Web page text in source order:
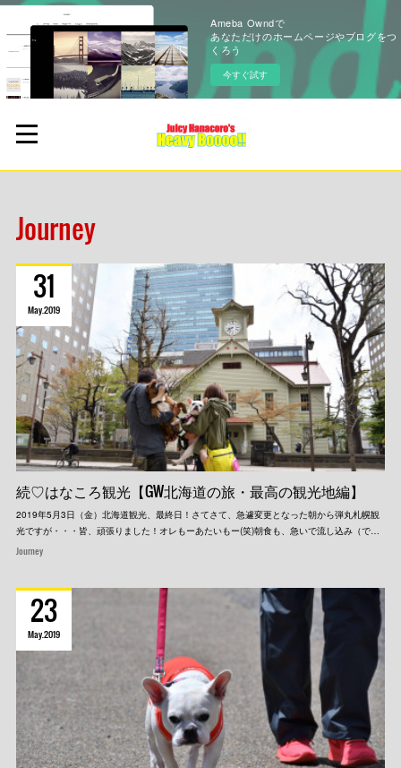
Ameba Owndで
あなただけのホームページやブログをつ
くろう
今すぐ試す
Journey
続♡はなころ観光【GW北海道の旅・最高の観光地編】
2019年5月3日（金）北海道観光、最終日！さてさて、急遽変更となった朝から弾丸札幌観
光ですが・・・皆、頑張りました！オレもーあたいもー(笑)朝食も、急いで流し込み（で…
31
May2019
Journey
23
May2019